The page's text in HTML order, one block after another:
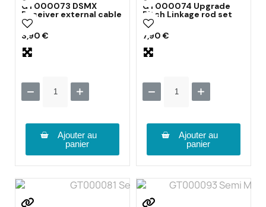
GT000073 DSMX
Receiver external cable
3,90 €
Ajouter au
panier
GT000074 Upgrade
Pitch Linkage rod set
7,90 €
Ajouter au
panier